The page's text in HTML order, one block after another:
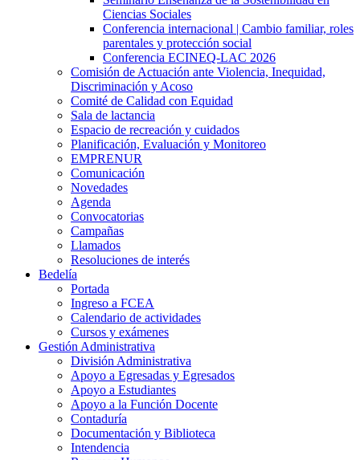
Ciencias Sociales
Conferencia internacional | Cambio familiar, roles
parentales y protección social
Conferencia ECINEQ-LAC 2026
Comisión de Actuación ante Violencia, Inequidad,
Discriminación y Acoso
Comité de Calidad con Equidad
Sala de lactancia
Espacio de recreación y cuidados
Planificación, Evaluación y Monitoreo
EMPRENUR
Comunicación
Novedades
Agenda
Convocatorias
Campañas
Llamados
Resoluciones de interés
Bedelía
Portada
Ingreso a FCEA
Calendario de actividades
Cursos y exámenes
Gestión Administrativa
División Administrativa
Apoyo a Egresadas y Egresados
Apoyo a Estudiantes
Apoyo a la Función Docente
Contaduría
Documentación y Biblioteca
Intendencia